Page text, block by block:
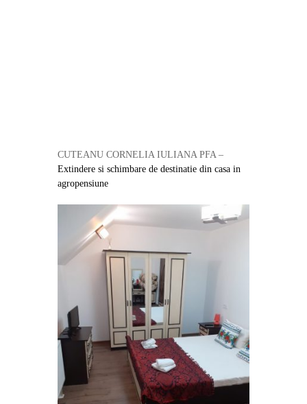
CUTEANU CORNELIA IULIANA PFA –
Extindere si schimbare de destinatie din casa in
agropensiune